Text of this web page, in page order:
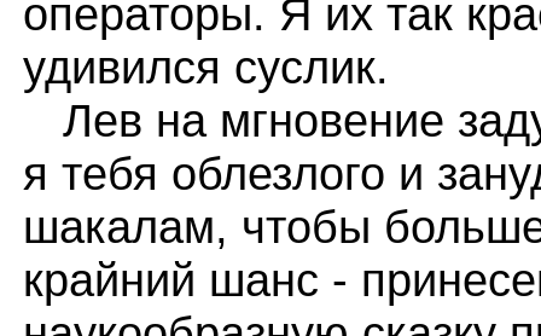
операторы. Я их так
удивился суслик.
Лев на мгновение
я тебя облезлого и
шакалам, чтобы
крайний шанс -